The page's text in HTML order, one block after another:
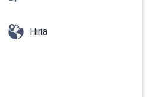
Hiria